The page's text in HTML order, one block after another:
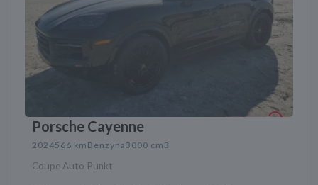
Porsche Cayenne
2024566 km Benzyna3000 cm3
Coupe Auto Punkt